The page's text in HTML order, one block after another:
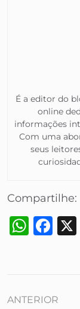
É a editor do
online
informações
Com uma
seus
Compartilhe:
ANTERIOR